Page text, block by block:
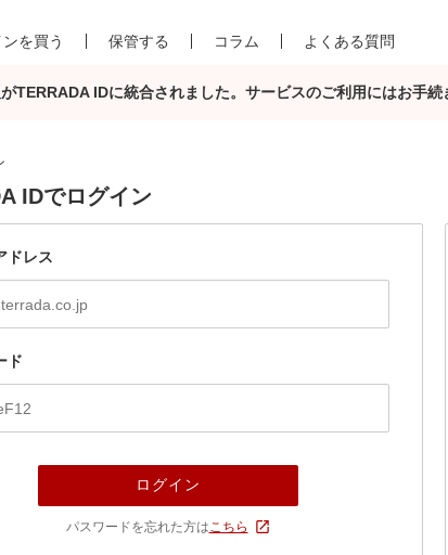
ンを買う 保管する コラム よくある質問
TERRADA IDに統合されました。サービスのご利用にはお手続
IDでログイン
ドレス
ド
ログイン
パスワードを忘れた方はこちら